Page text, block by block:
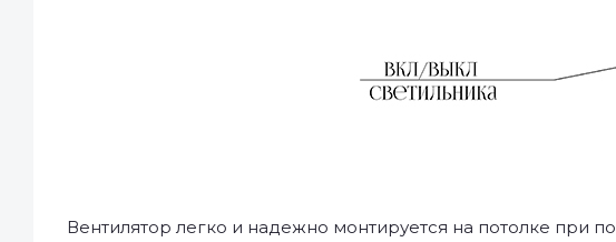
Вентилятор легко и надежно монтируется на потолке при